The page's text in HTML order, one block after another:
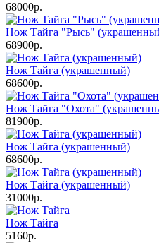
68000р.
Нож Тайга "Рысь"
68900р.
Нож Тайга (украшенный)
68600р.
Нож Тайга "Охота"
81900р.
Нож Тайга (украшенный)
68600р.
Нож Тайга (украшенный)
31000р.
Нож Тайга
5160р.